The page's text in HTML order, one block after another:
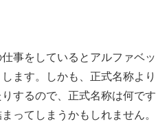
事をしているとアルファベッ
ます。しかも、正式名称より
するので、正式名称は何です
ってしまうかもしれません。